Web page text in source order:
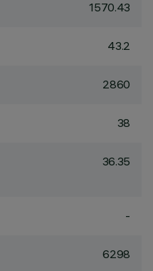
1570.43
43.2
2860
38
36.35
-
6298